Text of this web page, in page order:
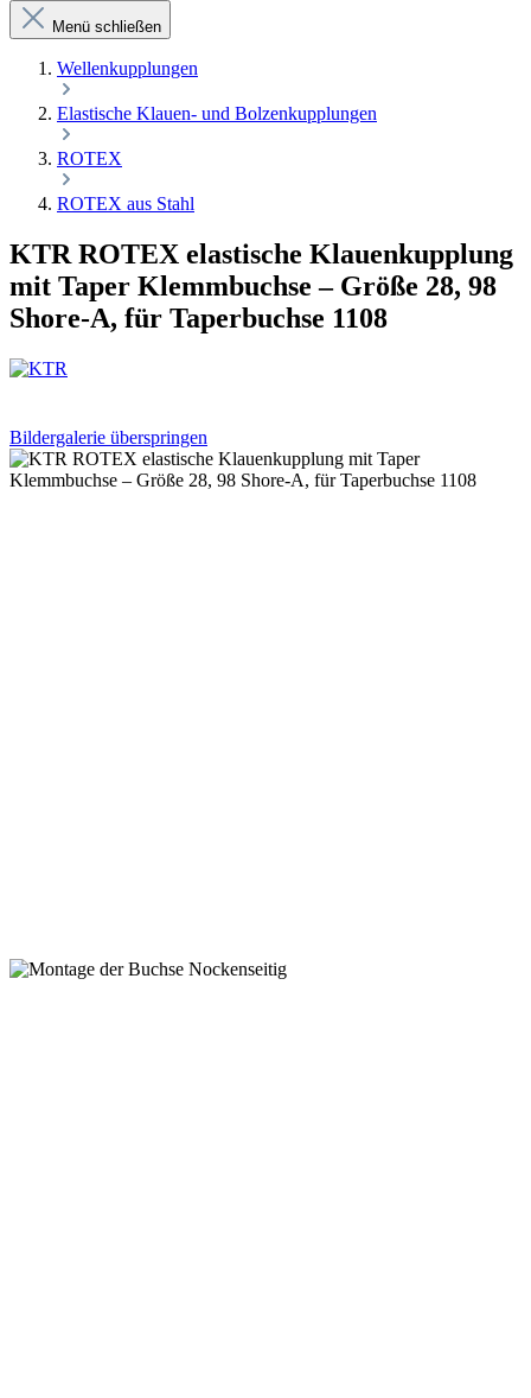
Menü schließen
Wellenkupplungen
Elastische Klauen- und Bolzenkupplungen
ROTEX
ROTEX aus Stahl
KTR ROTEX elastische Klauenkupplung
mit Taper Klemmbuchse – Größe 28, 98
Shore-A, für Taperbuchse 1108
Bildergalerie überspringen